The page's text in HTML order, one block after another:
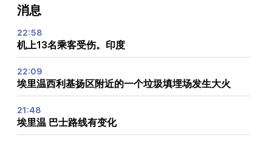
消息
22:58
机上13名乘客受伤。印度
22:09
埃里温西利基扬区附近的一个垃圾填埋场发生大火
21:48
埃里温 巴士路线有变化